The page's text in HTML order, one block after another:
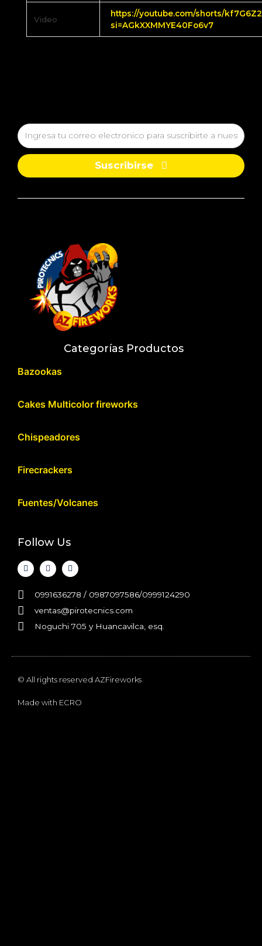
Video
https://youtube.com/shorts/
si=AGkXXMMYE40Fo6v7
Suscribirse
Categorías Productos
Bazookas
Cakes Multicolor fireworks
Chispeadores
Firecrackers
Fuentes/Volcanes
Follow Us
0991636278 / 0987097586/0999124290
ventas@pirotecnics.com​
Noguchi 705 y Huancavilca, esq.
© All rights reserved AZFireworks
Made with ECRO